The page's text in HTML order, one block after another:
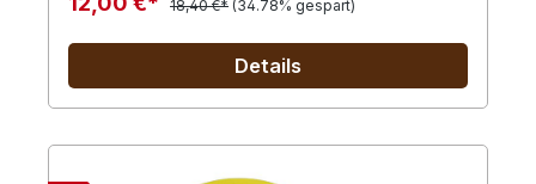
18,40 €* (34.78% gespart)
Details